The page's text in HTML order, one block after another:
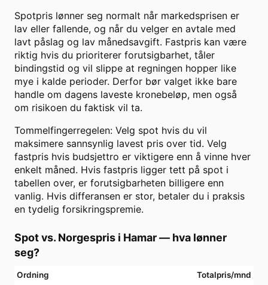
Spotpris lønner seg normalt når markedsprisen er
lav eller fallende, og når du velger en avtale med
lavt påslag og lav månedsavgift. Fastpris kan være
riktig hvis du prioriterer forutsigbarhet, tåler
bindingstid og vil slippe at regningen hopper like
mye i kalde perioder. Derfor bør valget ikke bare
handle om dagens laveste kronebeløp, men også
om risikoen du faktisk vil ta.
Tommelfingerregelen: Velg spot hvis du vil
maksimere sannsynlig lavest pris over tid. Velg
fastpris hvis budsjettro er viktigere enn å vinne hver
enkelt måned. Hvis fastpris ligger tett på spot i
tabellen over, er forutsigbarheten billigere enn
vanlig. Hvis differansen er stor, betaler du i praksis
en tydelig forsikringspremie.
Spot vs. Norgespris i Hamar— hva lønner
seg?
Ordning Totalpris/mnd